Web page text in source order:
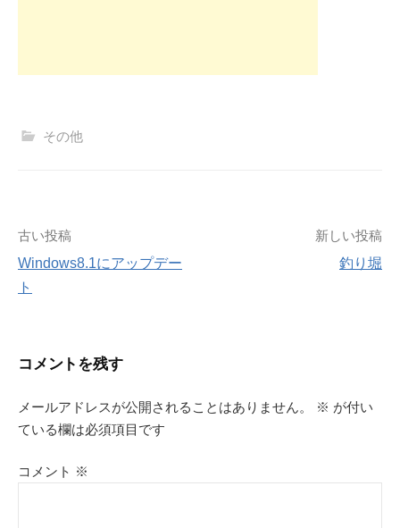
その他
投
稿
ビ
ゲ
ー
シ
古い投稿
Windows8.1にアップデー
ト
新しい投稿
釣り堀
コメントを残す
メールアドレスが公開されることはありません。 ※ が付い
ている欄は必須項目です
コメント ※